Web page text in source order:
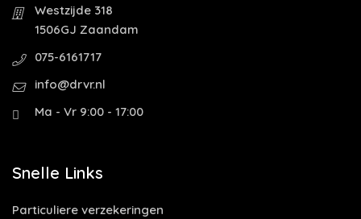
Westzijde 318
1506GJ Zaandam
075-6161717
info@drvr.nl
Ma - Vr 9:00 - 17:00
Snelle Links
Particuliere verzekeringen